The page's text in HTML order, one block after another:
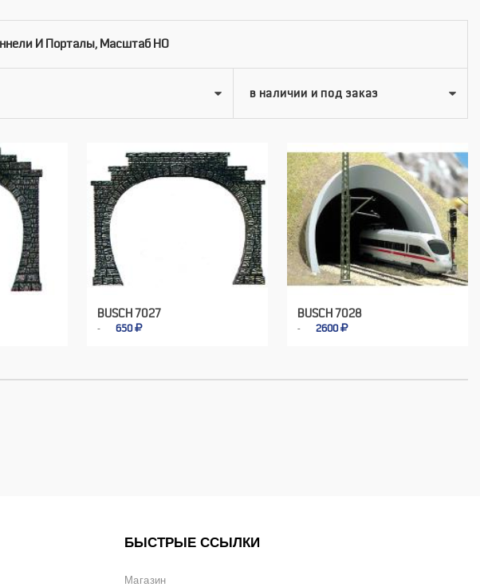
И Порталы, Масштаб HO
BUSCH 7027
650
BUSCH 7028
2600
БЫСТРЫЕ ССЫЛКИ
Магазин